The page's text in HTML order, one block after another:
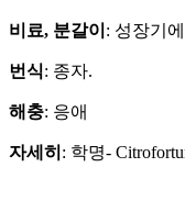
비료, 분갈이 : 성장기
번식: 종자.
해충: 응애
자세히 : 학명-